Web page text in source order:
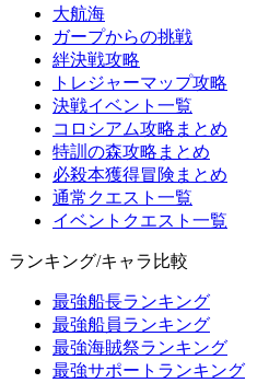
大航海
ガープからの挑戦
絆決戦攻略
トレジャーマップ攻略
決戦イベント一覧
コロシアム攻略まとめ
特訓の森攻略まとめ
必殺本獲得冒険まとめ
通常クエスト一覧
イベントクエスト一覧
ランキング/キャラ比較
最強船長ランキング
最強船員ランキング
最強海賊祭ランキング
最強サポートランキング